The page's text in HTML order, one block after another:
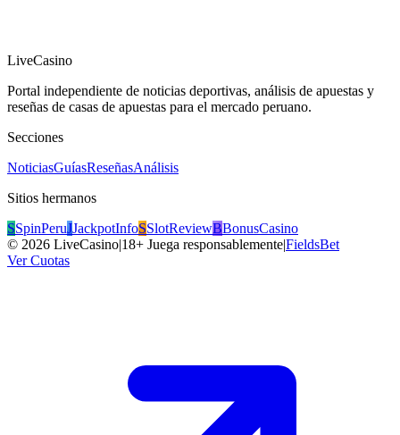
LiveCasino
Portal independiente de noticias deportivas, análisis de apuestas y
reseñas de casas de apuestas para el mercado peruano.
Secciones
NoticiasGuíasReseñasAnálisis
Sitios hermanos
SSpinPeruJJackpotInfoSSlotReviewBBonusCasino
© 2026 LiveCasino|18+ Juega responsablemente|FieldsBet
Ver Cuotas